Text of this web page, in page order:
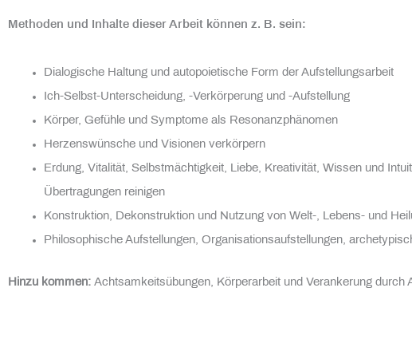
Methoden und Inhalte dieser Arbeit können z. B. sein:
Dialogische Haltung und autopoietische Form der Aufstellungsarbeit
Ich-Selbst-Unterscheidung, -Verkörperung und -Aufstellung
Körper, Gefühle und Symptome als Resonanzphänomen
Herzenswünsche und Visionen verkörpern
Erdung, Vitalität, Selbstmächtigkeit, Liebe, Kreativität, Wissen und
Übertragungen reinigen
Konstruktion, Dekonstruktion und Nutzung von Welt-, Lebens- und
Philosophische Aufstellungen, Organisationsaufstellungen,
H inzu kommen: Achtsamkeitsübungen, Körperarbeit und Verankerung durch